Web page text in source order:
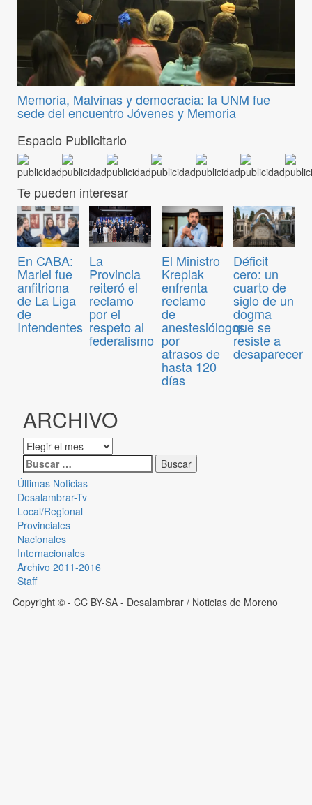
Memoria, Malvinas y democracia: la UNM fue
sede del encuentro Jóvenes y Memoria
Espacio Publicitario
Te pueden interesar
En CABA:
Mariel fue
anfitriona
de La Liga
de
Intendentes
La
Provincia
reiteró el
reclamo
por el
respeto al
federalismo
El Ministro
Kreplak
enfrenta
reclamo
de
anestesiólogos
por
atrasos de
hasta 120
días
Déficit
cero: un
cuarto de
siglo de un
dogma
que se
resiste a
desaparecer
ARCHIVO
Últimas Noticias
Desalambrar-Tv
Local/Regional
Provinciales
Nacionales
Internacionales
Archivo 2011-2016
Staff
Copyright © - CC BY-SA - Desalambrar / Noticias de Moreno